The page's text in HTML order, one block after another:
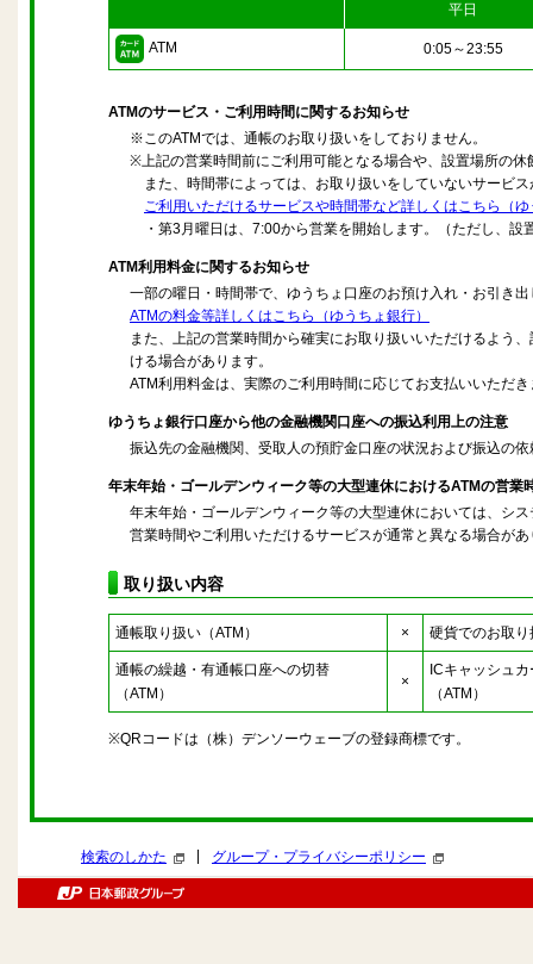
平日
ATM 0:05～23:55
ATMのサービス・ご利用時間に関するお知らせ
※このATMでは、通帳のお取り扱いをしておりません。
※上記の営業時間前にご利用可能となる場合や、設置場所の
また、時間帯によっては、お取り扱いをしていないサービス
ご利用いただけるサービスや時間帯など詳しくはこちら（
・第3月曜日は、7:00から営業を開始します。（ただし、設
ATM利用料金に関するお知らせ
一部の曜日・時間帯で、ゆうちょ口座のお預け入れ・お引き
ATMの料金等詳しくはこちら（ゆうちょ銀行）
また、上記の営業時間から確実にお取り扱いいただけるよう
ける場合があります。
ATM利用料金は、実際のご利用時間に応じてお支払いいただ
ゆうちょ銀行口座から他の金融機関口座への振込利用上の注意
振込先の金融機関、受取人の預貯金口座の状況および振込の
年末年始・ゴールデンウィーク等の大型連休におけるATMの営業
年末年始・ゴールデンウィーク等の大型連休においては、シ
営業時間やご利用いただけるサービスが通常と異なる場合が
取り扱い内容
通帳取り扱い（ATM） × 硬貨でのお取り
通帳の繰越・有通帳口座への切替
（ATM）
×
ICキャッシュ
（ATM）
※QRコードは（株）デンソーウェーブの登録商標です。
検索のしかた グループ・プライバシーポリシー